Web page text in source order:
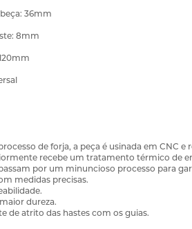
36mm
8mm
de forja, a peça é usinada em CNC
recebe um tratamento térmico de
por um minuncioso processo para
medidas precisas.
dureza.
de atrito das hastes com os guias.